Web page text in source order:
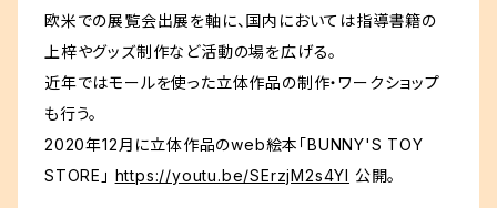
欧米での展覧会出展を軸に、国内においては指導書籍の
上梓やグッズ制作など活動の場を広げる。
近年ではモールを使った立体作品の制作・ワークショップ
も行う。
2020年12月に立体作品のweb絵本「BUNNY'S TOY
STORE」 https://youtu.be/SErzjM2s4YI 公開。